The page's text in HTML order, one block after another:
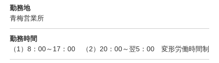
勤務地
青梅営業所
勤務時間
（1）8：00～17：00 （2）20：00～翌5：00 変形労働時間制